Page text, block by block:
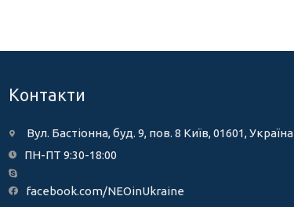
Контакти
Вул. Бастіонна, буд. 9, пов. 8 Київ, 01601, Україна
ПН-ПТ 9:30-18:00
facebook.com/NEOinUkraine